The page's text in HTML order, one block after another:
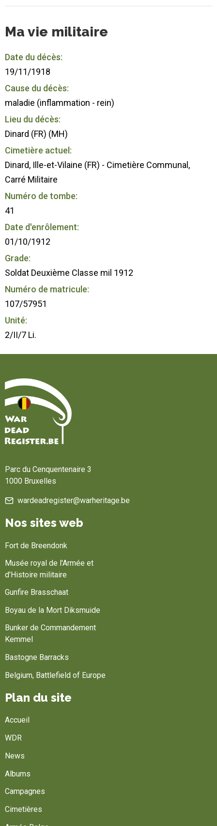
Ma vie militaire
Date du décès:
19/11/1918
Cause du décès:
maladie (inflammation - rein)
Lieu du décès:
Dinard (FR) (MH)
Cimetière actuel:
Dinard, Ille-et-Vilaine (FR) - Cimetière Communal,
Carré Militaire
Numéro de tombe:
41
Date d'enrôlement:
01/10/1912
Grade:
Soldat Deuxième Classe mil 1912
Numéro de matricule:
107/57951
Unité:
2/II/7 Li.
Parc du Cenquentenaire 3
1000 Bruxelles
wardeadregister@warheritage.be
Nos sites web
Fort de Breendonk
Musée royal de l'Armée et
d'Histoire militaire
Gunfire Brasschaat
Boyau de la Mort Diksmuide
Bunker de Commandement
Kemmel
Bastogne Barracks
Belgium, Battlefield of Europe
Plan du site
Accueil
WDR
News
Albums
Campagnes
Cimetières